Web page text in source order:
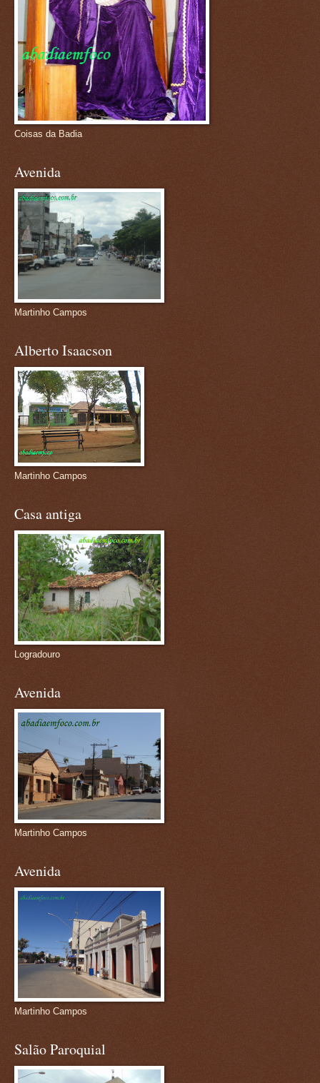
Coisas da Badia
Avenida
Martinho Campos
Alberto Isaacson
Martinho Campos
Casa antiga
Logradouro
Avenida
Martinho Campos
Avenida
Martinho Campos
Salão Paroquial